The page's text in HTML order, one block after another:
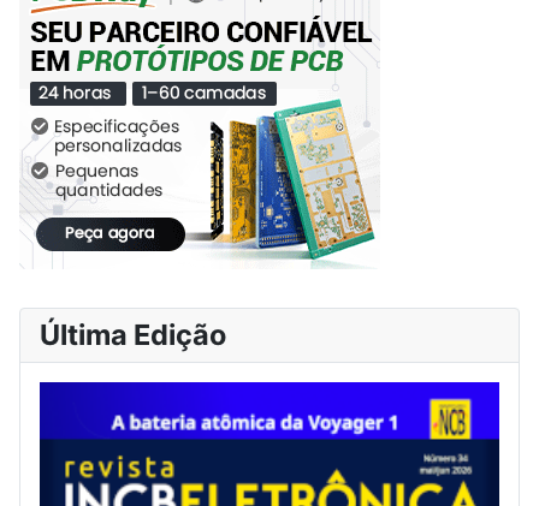
Última Edição